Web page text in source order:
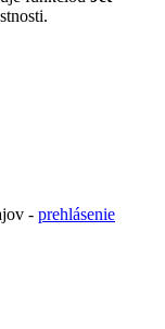
- prehlásenie